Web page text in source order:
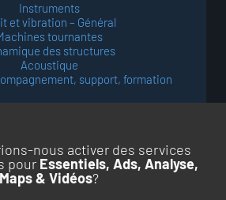
Instruments
et vibration – Général
tournantes
des structures
Acoustique
support, formation
nous activer des services
pour Essentiels, Ads, Analyse,
Maps & Vidéos?